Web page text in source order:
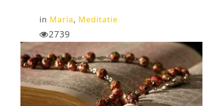
in Maria, Meditatie
2739